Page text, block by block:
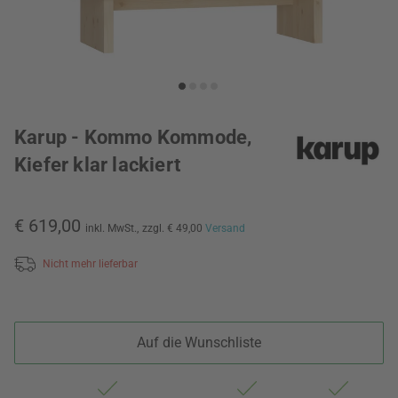
Karup - Kommo Kommode,
Kiefer klar lackiert
€ 619,00 inkl. MwSt., zzgl. € 49,00 Versand
Nicht mehr lieferbar
Auf die Wunschliste